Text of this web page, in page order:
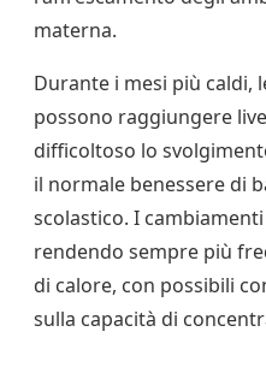
materna.
Durante i mesi più caldi,
possono raggiungere
difficoltoso lo
il normale benessere di
scolastico. I
rendendo sempre più
di calore, con possibili
sulla capacità di